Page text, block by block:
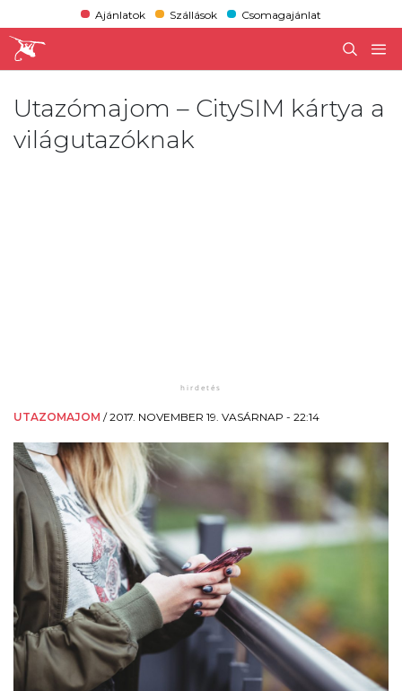
Ajánlatok Szállások Csomagajánlat
Utazómajom – CitySIM kártya a
világutazóknak
UTAZOMAJOM /2017. NOVEMBER 19. VASÁRNAP - 22:14